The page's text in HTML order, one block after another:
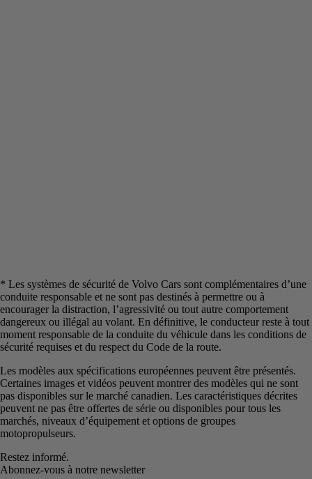
* Les systèmes de sécurité de Volvo Cars sont complémentaires d’une
conduite responsable et ne sont pas destinés à permettre ou à
encourager la distraction, l’agressivité ou tout autre comportement
dangereux ou illégal au volant. En définitive, le conducteur reste à tout
moment responsable de la conduite du véhicule dans les conditions de
sécurité requises et du respect du Code de la route.
Les modèles aux spécifications européennes peuvent être présentés.
Certaines images et vidéos peuvent montrer des modèles qui ne sont
pas disponibles sur le marché canadien. Les caractéristiques décrites
peuvent ne pas être offertes de série ou disponibles pour tous les
marchés, niveaux d’équipement et options de groupes
motopropulseurs.